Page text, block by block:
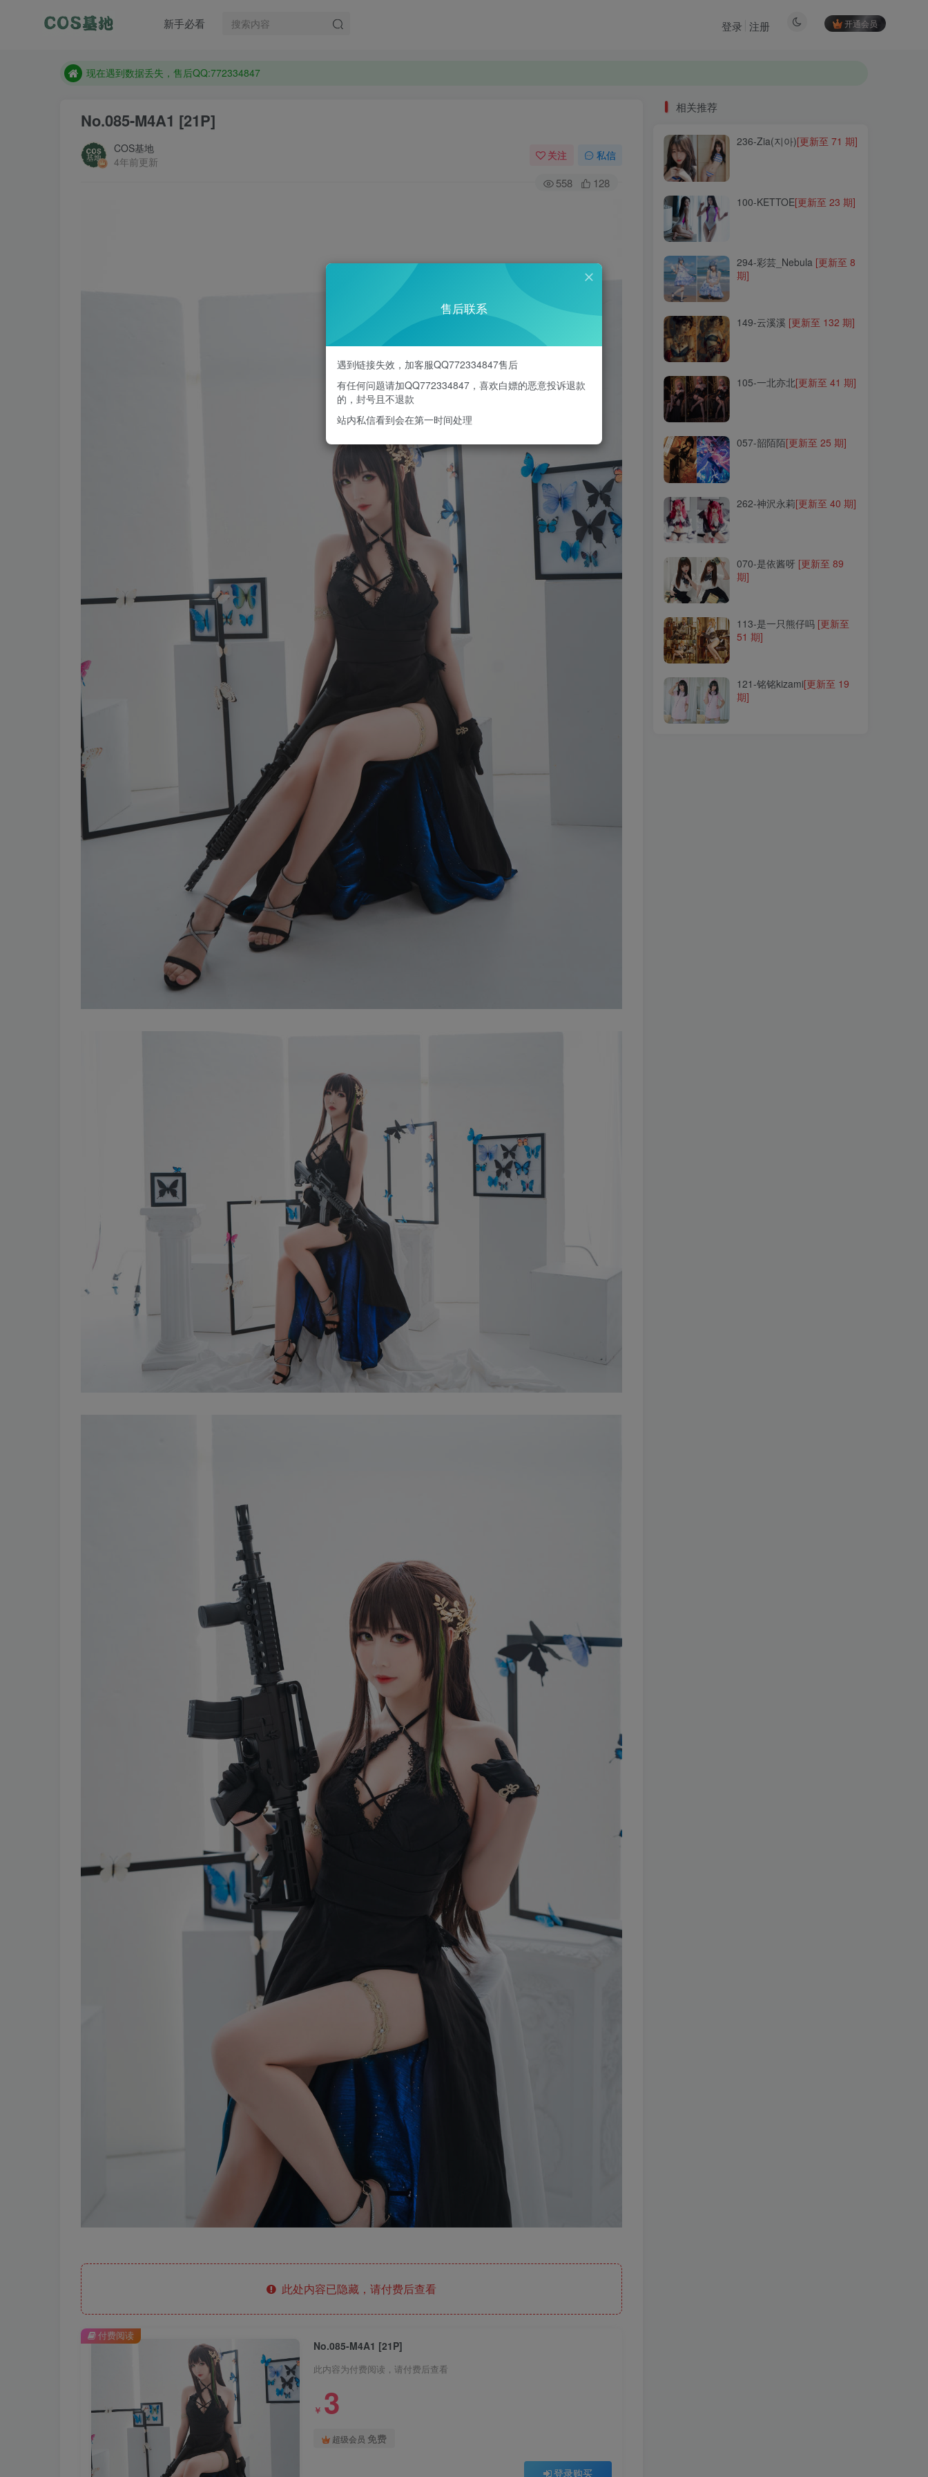
新手必看 开通会员
登录 注册
售后QQ:772334847
现在遇到数据丢失，售后QQ:772334847
想看那个coser作品，请在搜索框搜索
No.085-M4A1 [21P]
COS基地
4年前更新
关注 私信
558 128
此处内容已隐藏，请付费后查看
No.085-M4A1 [21P]
此内容为付费阅读，请付费后查看
￥ 3
超级会员 免费
登录购买
付费阅读
149-云溪溪
113-是一只熊仔吗
121-铭铭kizami
相关推荐
236-Zia(지아)[更新至 71 期]
100-KETTOE[更新至 23 期]
294-彩芸_Nebula [更新至 8
期]
149-云溪溪 [更新至 132 期]
105-一北亦北[更新至 41 期]
057-韶陌陌[更新至 25 期]
262-神沢永莉[更新至 40 期]
070-是依酱呀 [更新至 89
期]
113-是一只熊仔吗 [更新至
51 期]
121-铭铭kizami[更新至 19
期]
售后联系
遇到链接失效，加客服QQ772334847售后
有任何问题请加QQ772334847，喜欢白嫖的恶意投诉退款
的，封号且不退款
站内私信看到会在第一时间处理